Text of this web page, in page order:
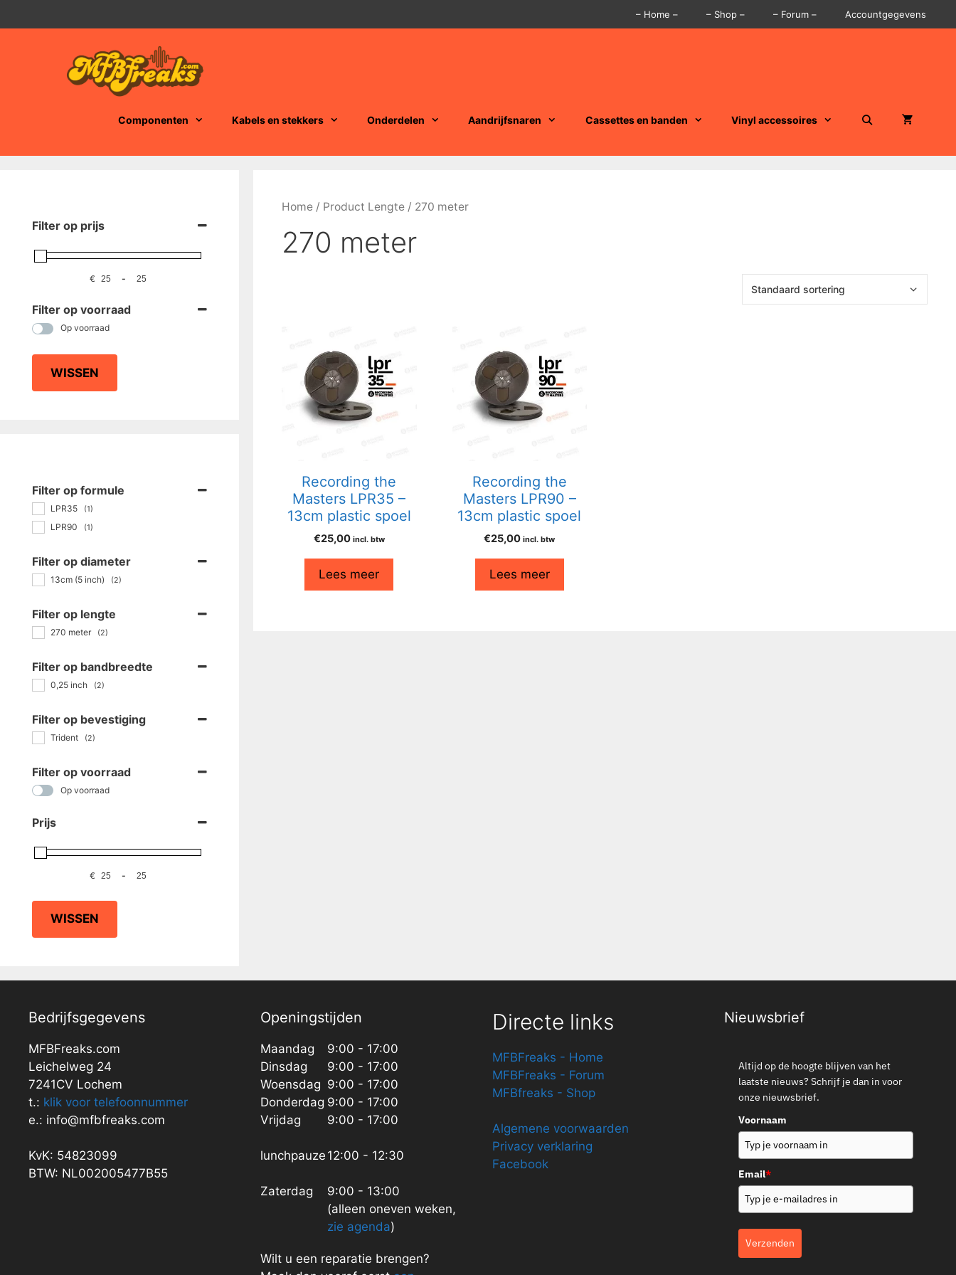
naar
– Home – – Shop – – Forum – Accountgegevens
Componenten Kabels en stekkers Onderdelen Aandrijfsnaren Cassettes en banden Vinyl accessoires
Home / Product Lengte / 270 meter
270 meter
Recording the
Masters LPR35 –
13cm plastic spoel
€25,00 incl. btw
Lees meer
Recording the
Masters LPR90 –
13cm plastic spoel
€25,00 incl. btw
Lees meer
Filter op prijs
€ -
Filter op voorraad
Op voorraad
WISSEN
Filter op formule
LPR35 (1)
LPR90 (1)
Filter op diameter
13cm (5 inch) (2)
Filter op lengte
270 meter (2)
Filter op bandbreedte
0,25 inch (2)
Filter op bevestiging
Trident (2)
Filter op voorraad
Op voorraad
Prijs
€ -
WISSEN
Bedrijfsgegevens
MFBFreaks.com
Leichelweg 24
7241CV Lochem
t.: klik voor telefoonnummer
e.: info@mfbfreaks.com
KvK: 54823099
BTW: NL002005477B55
Openingstijden
Maandag
Dinsdag
Woensdag
Donderdag
Vrijdag
lunchpauze
Zaterdag
9:00 - 17:00
9:00 - 17:00
9:00 - 17:00
9:00 - 17:00
9:00 - 17:00
12:00 - 12:30
9:00 - 13:00
(alleen oneven weken,
zie agenda)
Wilt u een reparatie brengen?
Directe links
MFBFreaks - Home
MFBFreaks - Forum
MFBfreaks - Shop
Algemene voorwaarden
Privacy verklaring
Facebook
Nieuwsbrief
Altijd op de hoogte blijven van het
laatste nieuws? Schrijf je dan in voor
onze nieuwsbrief.
Voornaam
Email*
Verzenden